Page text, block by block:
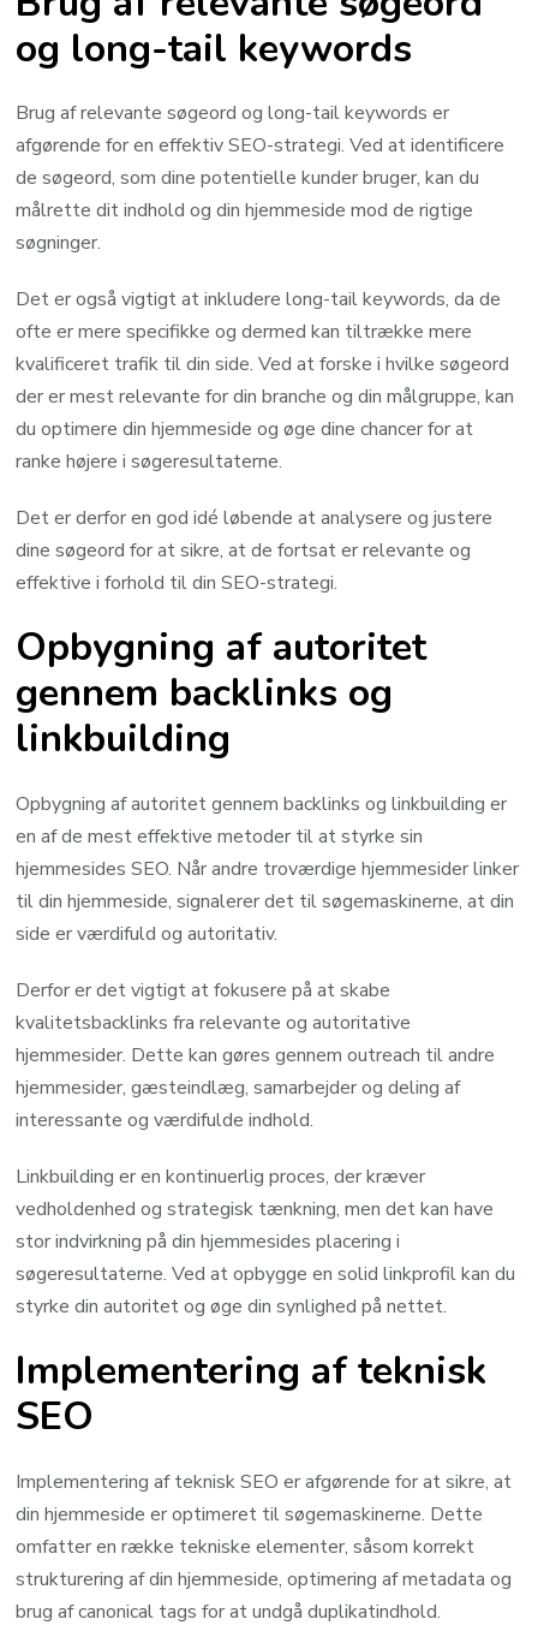
og long-tail keywords
Brug af relevante søgeord og long-tail keywords er
afgørende for en effektiv SEO-strategi. Ved at identificere
de søgeord, som dine potentielle kunder bruger, kan du
målrette dit indhold og din hjemmeside mod de rigtige
søgninger.
Det er også vigtigt at inkludere long-tail keywords, da de
ofte er mere specifikke og dermed kan tiltrække mere
kvalificeret trafik til din side. Ved at forske i hvilke søgeord
der er mest relevante for din branche og din målgruppe, kan
du optimere din hjemmeside og øge dine chancer for at
ranke højere i søgeresultaterne.
Det er derfor en god idé løbende at analysere og justere
dine søgeord for at sikre, at de fortsat er relevante og
effektive i forhold til din SEO-strategi.
Opbygning af autoritet
gennem backlinks og
linkbuilding
Opbygning af autoritet gennem backlinks og linkbuilding er
en af de mest effektive metoder til at styrke sin
hjemmesides SEO. Når andre troværdige hjemmesider linker
til din hjemmeside, signalerer det til søgemaskinerne, at din
side er værdifuld og autoritativ.
Derfor er det vigtigt at fokusere på at skabe
kvalitetsbacklinks fra relevante og autoritative
hjemmesider. Dette kan gøres gennem outreach til andre
hjemmesider, gæsteindlæg, samarbejder og deling af
interessante og værdifulde indhold.
Linkbuilding er en kontinuerlig proces, der kræver
vedholdenhed og strategisk tænkning, men det kan have
stor indvirkning på din hjemmesides placering i
søgeresultaterne. Ved at opbygge en solid linkprofil kan du
styrke din autoritet og øge din synlighed på nettet.
Implementering af teknisk
SEO
Implementering af teknisk SEO er afgørende for at sikre, at
din hjemmeside er optimeret til søgemaskinerne. Dette
omfatter en række tekniske elementer, såsom korrekt
strukturering af din hjemmeside, optimering af metadata og
brug af canonical tags for at undgå duplikatindhold.